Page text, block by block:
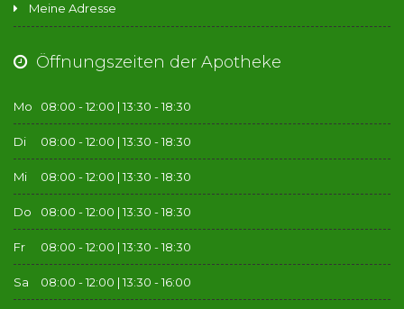
Meine Adresse
Öffnungszeiten der Apotheke
Mo 08:00 - 12:00 | 13:30 - 18:30
Di 08:00 - 12:00 | 13:30 - 18:30
Mi 08:00 - 12:00 | 13:30 - 18:30
Do 08:00 - 12:00 | 13:30 - 18:30
Fr 08:00 - 12:00 | 13:30 - 18:30
Sa 08:00 - 12:00 | 13:30 - 16:00